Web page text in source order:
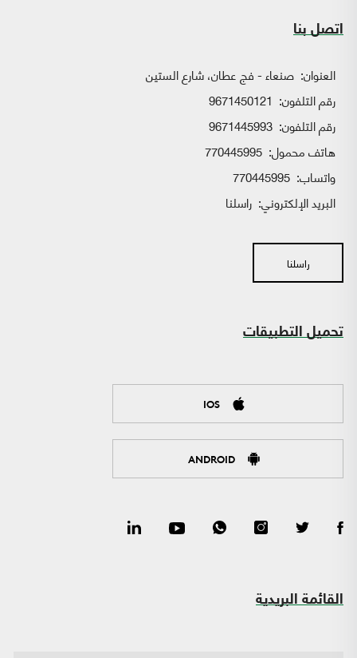
اتصل بنا
العنوان: صنعاء - فج عطان، شارع الستين
رقم التلفون: 9671450121
رقم التلفون: 9671445993
هاتف محمول: 770445995
واتساب:
البريد الإلكتروني: راسلنا
راسلنا
تحميل التطبيقات
IOS
ANDROID
القائمة البريدية